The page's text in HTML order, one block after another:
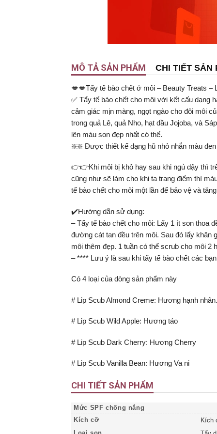
MÔ TẢ SẢN PHẨM CHI TIẾT SẢN
💋💋Tẩy tế bào chết ở môi – Beauty Treats –
✅ Tẩy tế bào chết cho môi với kết cấu dạng
cảm giác mịn màng, ngọt ngào cho đôi môi
trong quả Lê, quả Nho, hạt dầu Jojoba, và
lên màu son đẹp nhất có thể.
❇️❇️ Được thiết kế dạng hũ nhỏ nhắn màu
👉👉Khi môi bị khô hay sau khi ngủ dậy thì
cũng như sẽ làm cho khi ta trang điểm thì
tế bào chết cho môi một lần để bảo vệ và
✔️Hướng dẫn sử dụng:
– Tẩy tế bào chết cho môi: Lấy 1 ít son thoa
đường cát tan đều trên môi. Sau đó lấy khăn
môi thêm đẹp. 1 tuần có thể scrub cho môi 2
– **** Lưu ý là sau khi tẩy tế bào chết các
Có 4 loại của dòng sản phẩm này
# Lip Scub Almond Creme: Hương hạnh nhân.
# Lip Scub Wild Apple: Hương táo
# Lip Scub Dark Cherry: Hương Cherry
# Lip Scub Vanilla Bean: Hương Va ni
CHI TIẾT SẢN PHẨM
Mức SPF chống nắng
Kích cỡ
Kích